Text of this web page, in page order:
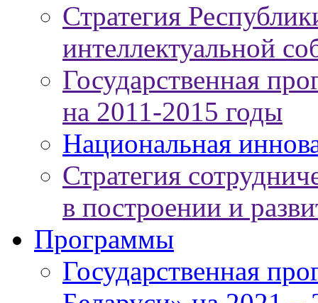
Стратегия
интеллектуальной
Государственная
на 2011-2015 годы
Национальная
Стратегия
в построении и
Программы
Государственная